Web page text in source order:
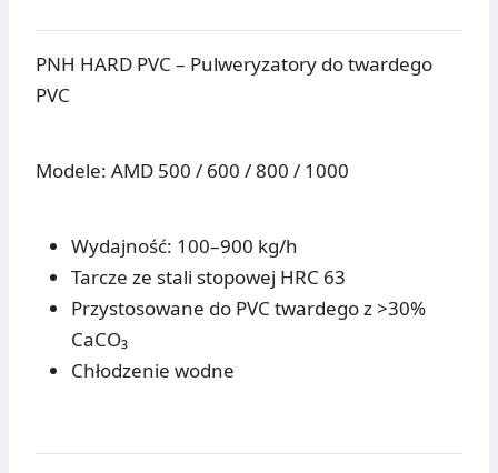
PNH HARD PVC – Pulweryzatory do twardego
PVC
Modele: AMD 500 / 600 / 800 / 1000
Wydajność: 100–900 kg/h
Tarcze ze stali stopowej HRC 63
Przystosowane do PVC twardego z >30%
CaCO₃
Chłodzenie wodne